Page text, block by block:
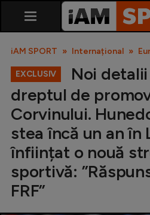
SuperLiga
Liga 2
iAM SPORT Internațional
EXCLUSIV
Noi
dreptul de
Corvinului.
stea încă un an în
înființat o nouă
sportivă:
FRF”